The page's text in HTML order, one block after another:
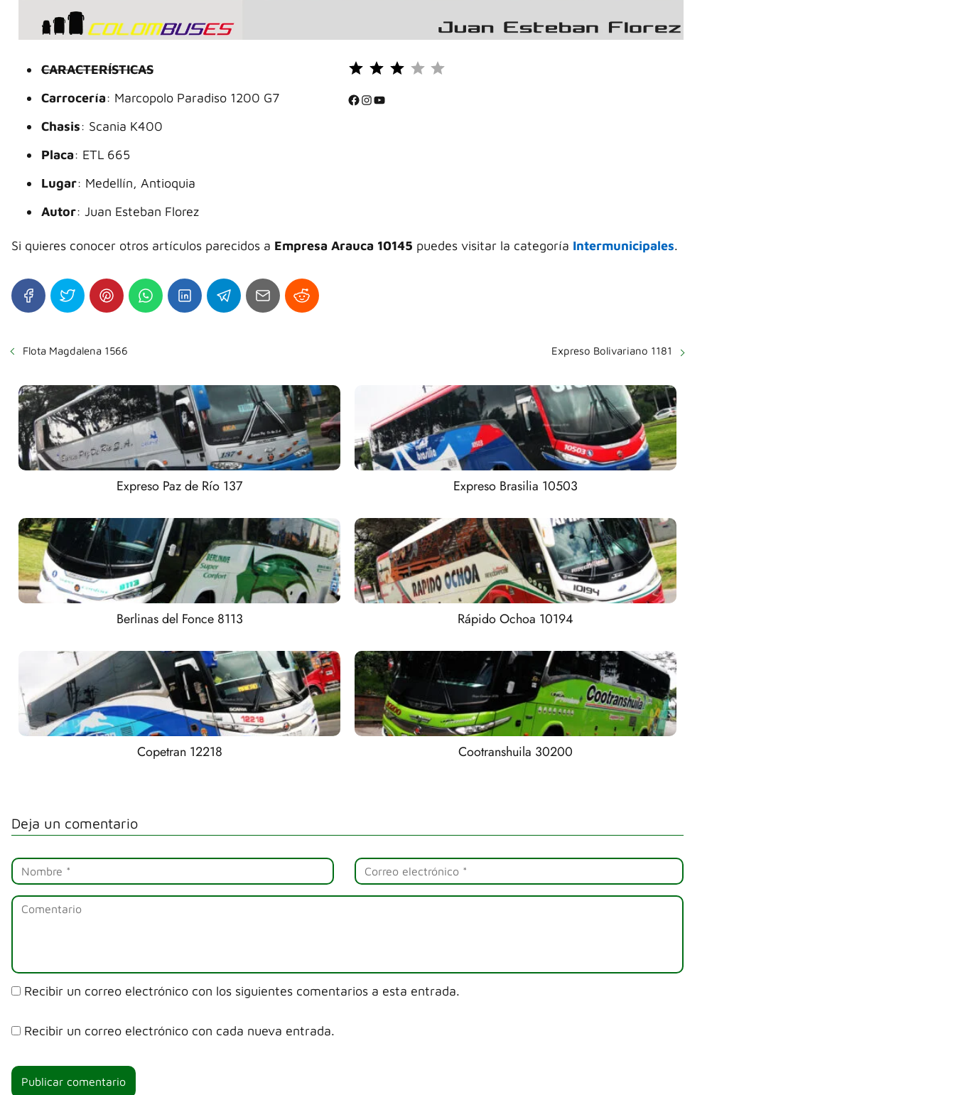
CARACTERÍSTICAS
Carrocería: Marcopolo Paradiso 1200 G7
Chasis: Scania K400
Placa: ETL 665
Lugar: Medellín, Antioquia
Autor: Juan Esteban Florez
⭐
⭐
Facebook InstagramYouTube
Si quieres conocer otros artículos parecidos a Empresa Arauca 10145 puedes visitar la categoría Intermunicipales.
Flota Magdalena 1566 Expreso Bolivariano 1181
Expreso Paz de Río 137 Expreso Brasilia 10503
Berlinas del Fonce 8113 Rápido Ochoa 10194
Copetran 12218 Cootranshuila 30200
Deja un comentario
Recibir un correo electrónico con los siguientes comentarios a esta entrada.
Recibir un correo electrónico con cada nueva entrada.